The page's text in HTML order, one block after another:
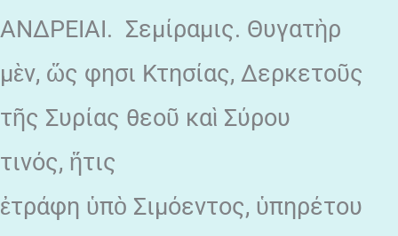
ΑΝΔΡΕΙΑΙ. Σεμίραμις. Θυγατὴρ
μὲν, ὥς φησι Κτησίας, Δερκετοῦς
τῆς Συρίας θεοῦ καὶ Σύρου
τινός, ἥτις
ἐτράφη ὑπὸ Σιμόεντος, ὑπηρέτου